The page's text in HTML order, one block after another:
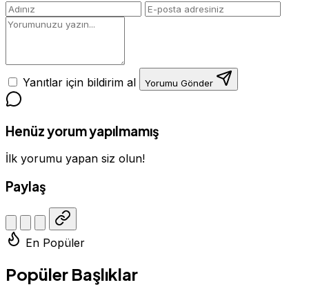
Yanıtlar için bildirim al Yorumu Gönder
Henüz yorum yapılmamış
İlk yorumu yapan siz olun!
Paylaş
En Popüler
Popüler Başlıklar